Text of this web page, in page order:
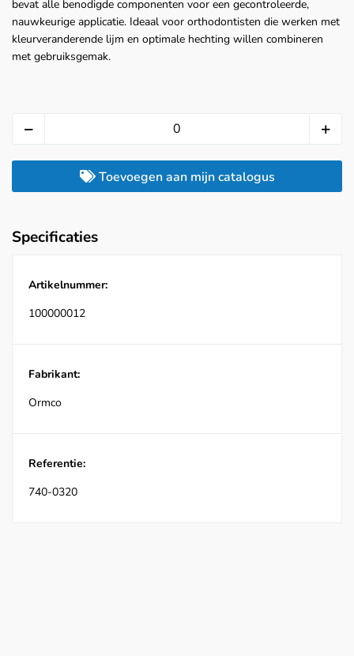
bevat alle benodigde componenten voor een gecontroleerde,
nauwkeurige applicatie. Ideaal voor orthodontisten die werken met
kleurveranderende lijm en optimale hechting willen combineren
met gebruiksgemak.
Toevoegen aan mijn catalogus
Specificaties
Artikelnummer:
100000012
Fabrikant:
Ormco
Referentie:
740-0320